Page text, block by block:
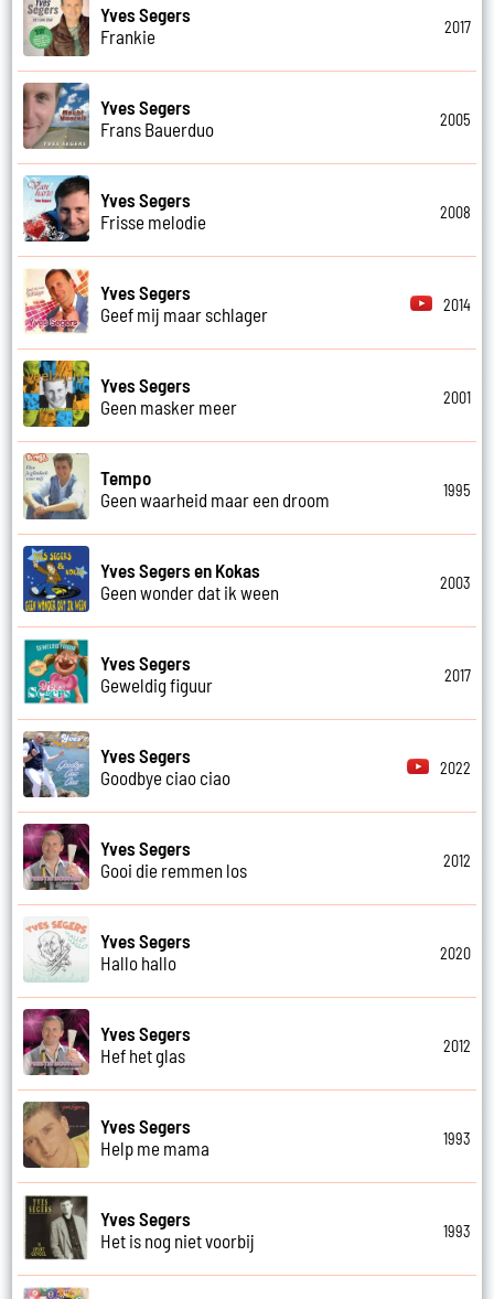
Yves Segers
Frankie
2017
Yves Segers
Frans Bauerduo
2005
Yves Segers
Frisse melodie
2008
Yves Segers
Geef mij maar schlager
2014
Yves Segers
Geen masker meer
2001
Tempo
Geen waarheid maar een droom
1995
Yves Segers en Kokas
Geen wonder dat ik ween
2003
Yves Segers
Geweldig figuur
2017
Yves Segers
Goodbye ciao ciao
2022
Yves Segers
Gooi die remmen los
2012
Yves Segers
Hallo hallo
2020
Yves Segers
Hef het glas
2012
Yves Segers
Help me mama
1993
Yves Segers
Het is nog niet voorbij
1993